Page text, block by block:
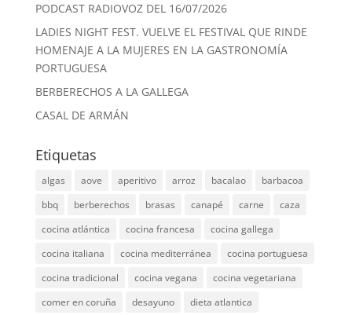
PODCAST RADIOVOZ DEL 16/07/2026
LADIES NIGHT FEST. VUELVE EL FESTIVAL QUE RINDE
HOMENAJE A LA MUJERES EN LA GASTRONOMÍA
PORTUGUESA
BERBERECHOS A LA GALLEGA
CASAL DE ARMÁN
Etiquetas
algas aove aperitivo arroz bacalao
barbacoa
bbq
berberechos brasas canapé carne
caza
cocina atlántica
cocina francesa
cocina gallega
cocina italiana
cocina mediterránea
cocina portuguesa
cocina tradicional
cocina vegana
cocina vegetariana
comer en coruña
desayuno
dieta atlantica